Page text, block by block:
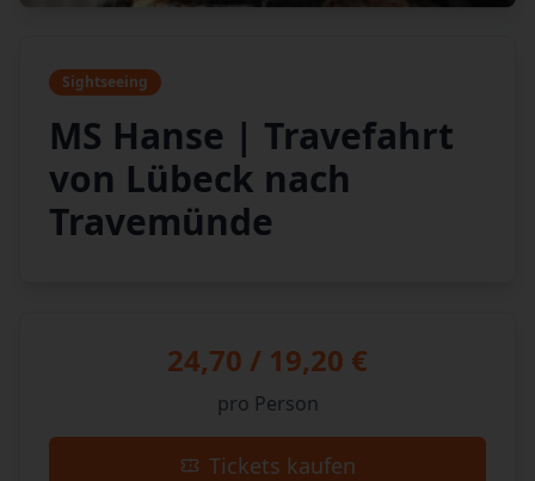
Sightseeing
MS Hanse | Travefahrt
von Lübeck nach
Travemünde
24,70 / 19,20 €
pro Person
Tickets kaufen